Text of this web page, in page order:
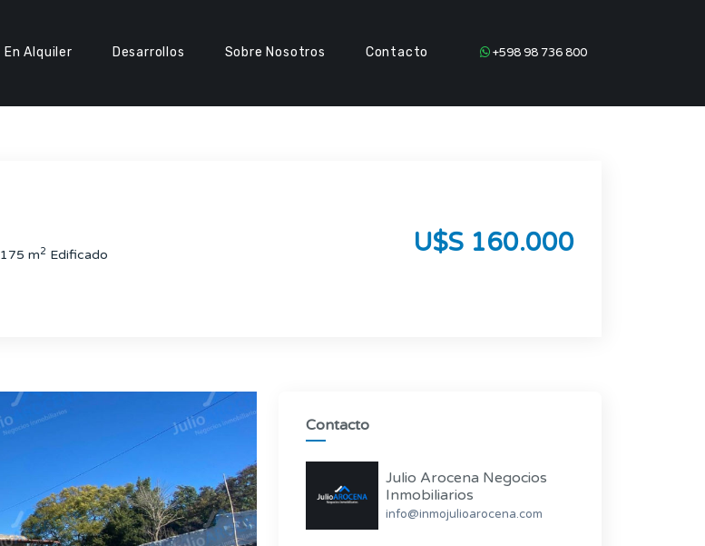
En Alquiler Desarrollos Sobre Nosotros Contacto +598 98 736 800
175 m2 Edificado U$S 160.000
Contacto
Julio Arocena Negocios
Inmobiliarios
info@inmojulioarocena.com